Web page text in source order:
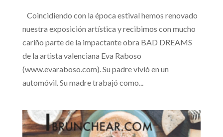
Coincidiendo con la época estival hemos renovado
nuestra exposición artística y recibimos con mucho
cariño parte de la impactante obra BAD DREAMS
de la artista valenciana Eva Raboso
(www.evaraboso.com). Su padre vivió en un
automóvil. Su madre trabajó como...